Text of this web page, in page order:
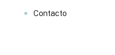
Contacto